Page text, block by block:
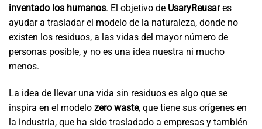
inventado los humanos. El objetivo de UsaryReusares
ayudar a trasladar el modelo de la naturaleza, donde no
existen los residuos, a las vidas del mayor número de
personas posible, y no es una idea nuestra ni mucho
menos.
La idea de llevar una vida sin residuos es algo que se
inspira en el modelo zero waste, que tiene sus orígenes en
la industria, que ha sido trasladado a empresas y también